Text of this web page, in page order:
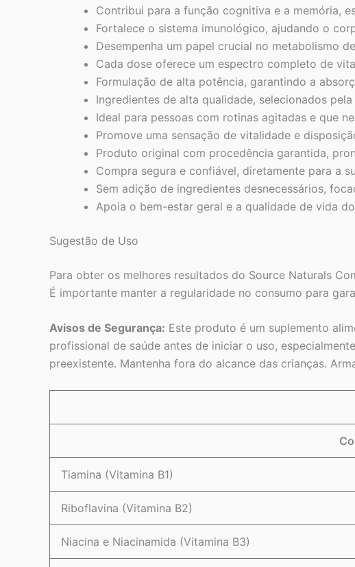
Contribui para a função cognitiva e a memória,
Fortalece o sistema imunológico, ajudando o
Desempenha um papel crucial no metabolismo
Cada dose oferece um espectro completo de
Formulação de alta potência, garantindo a
Ingredientes de alta qualidade, selecionados
Ideal para pessoas com rotinas agitadas e que
Promove uma sensação de vitalidade e
Produto original com procedência garantida,
Compra segura e confiável, diretamente para a
Sem adição de ingredientes desnecessários,
Apoia o bem-estar geral e a qualidade de vida
Sugestão de Uso
Para obter os melhores resultados do Source Naturals
É importante manter a regularidade no consumo para
Avisos de Segurança: Este produto é um suplemento
profissional de saúde antes de iniciar o uso,
preexistente. Mantenha fora do alcance das crianças.
Tiamina (Vitamina B1)
Riboflavina (Vitamina B2)
Niacina e Niacinamida (Vitamina B3)